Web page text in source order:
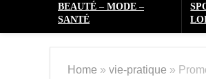
BEAUTÉ – MODE –
SANTÉ
Home » vie-pratique »